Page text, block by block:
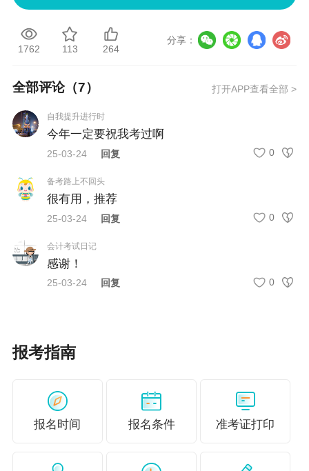
适合学习人群
①基础差，理解能力弱，学习其他老师的课学
不进去；
②学习效率低、自控能力差，需要老师陪伴与
监督；
④需要课上课下老师都能提供全面的答疑服
1762 113 264
分享：
全部评论（7） 打开APP查看全部 >
自我提升进行时
今年一定要祝我考过啊
25-03-24 回复 0
备考路上不回头
很有用，推荐
25-03-24 回复 0
会计考试日记
感谢！
25-03-24 回复 0
报考指南
报名时间 报名条件 准考证打印